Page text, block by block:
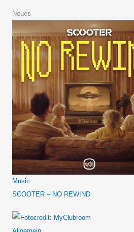
Neues
Music
SCOOTER – NO REWIND